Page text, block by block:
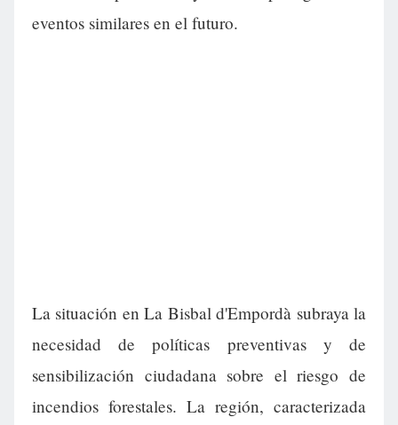
eventos similares en el futuro.
La situación en La Bisbal d'Empordà subraya la
necesidad de políticas preventivas y de
sensibilización ciudadana sobre el riesgo de
incendios forestales. La región, caracterizada